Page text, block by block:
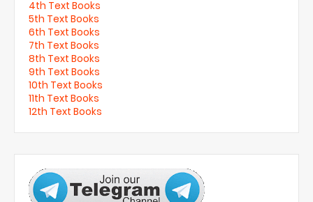
4th Text Books
5th Text Books
6th Text Books
7th Text Books
8th Text Books
9th Text Books
10th Text Books
11th Text Books
12th Text Books